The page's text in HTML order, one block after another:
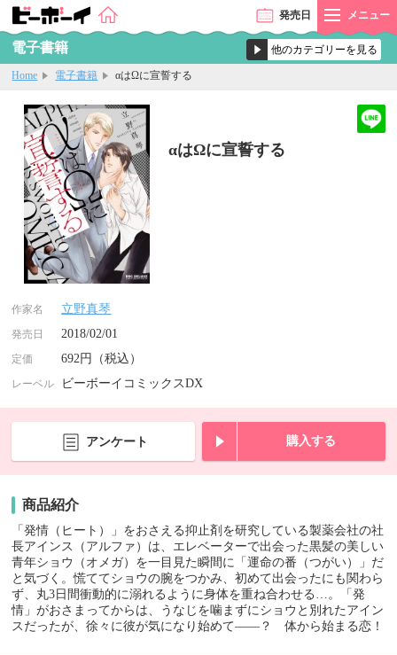
発売日 メニュー
電子書籍
Home 電子書籍 αはΩに宣誓する
αはΩに宣誓する
作家名 立野真琴
発売日 2018/02/01
定価 692円（税込）
レーベル ビーボーイコミックスDX
アンケート 購入する
商品紹介
「発情（ヒート）」をおさえる抑止剤を研究している製薬会社の社
長アインス（アルファ）は、エレベーターで出会った黒髪の美しい
青年ショウ（オメガ）を一目見た瞬間に「運命の番（つがい）」だ
と気づく。慌ててショウの腕をつかみ、初めて出会ったにも関わら
ず、丸3日間衝動的に溺れるように身体を重ね合わせる…。「発
情」がおさまってからは、うなじを噛まずにショウと別れたアイン
スだったが、徐々に彼が気になり始めて――？ 体から始まる恋！